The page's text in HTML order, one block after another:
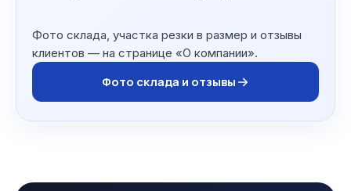
Фото склада, участка резки в размер и отзывы
клиентов — на странице «О компании».
Фото склада и отзывы